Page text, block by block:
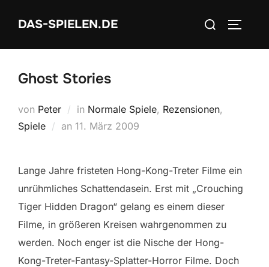
InhaltDAS-SPIELEN.DE
Suchen
Ghost Stories
von Peter in Normale Spiele, Rezensionen,
Spiele
an Veröffentlicht
11. März 2009
Lange Jahre fristeten Hong-Kong-Treter Filme ein
unrühmliches Schattendasein. Erst mit „Crouching
Tiger Hidden Dragon“ gelang es einem dieser
Filme, in größeren Kreisen wahrgenommen zu
werden. Noch enger ist die Nische der Hong-
Kong-Treter-Fantasy-Splatter-Horror Filme. Doch